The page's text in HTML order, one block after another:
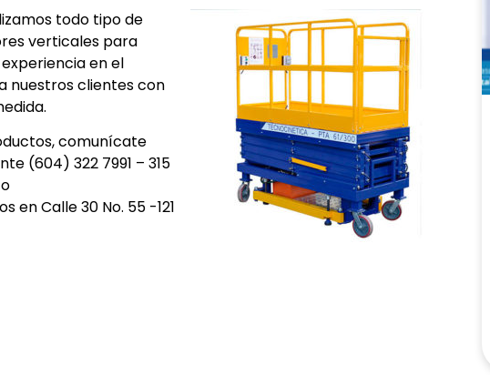
todo tipo de
verticales para
en el
nuestros clientes con
comunícate
(604) 322 7991 – 315
en Calle 30 No. 55 -121